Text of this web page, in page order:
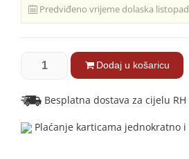
Predviđeno vrijeme dolaska
Dodaj u košaricu
Besplatna dostava za cijelu RH
Plaćanje karticama jednokratno